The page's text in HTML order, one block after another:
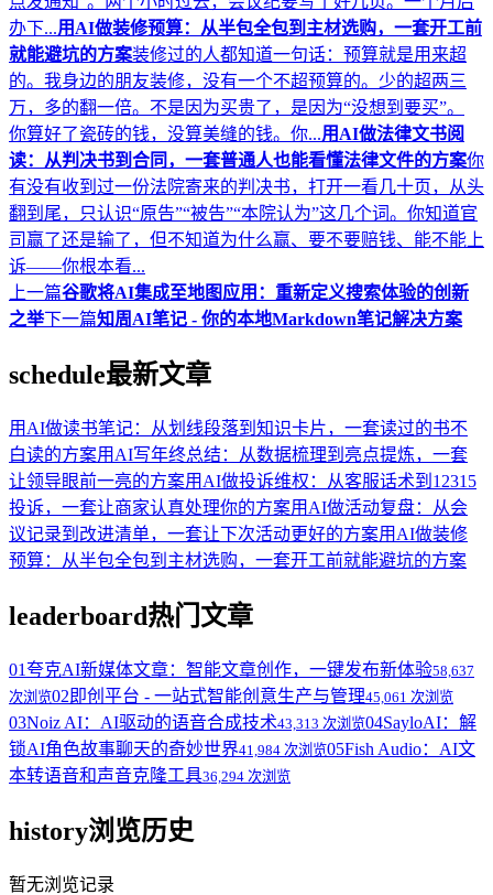
办下...用AI做装修预算：从半包全包到主材选购，一套开工前
就能避坑的方案装修过的人都知道一句话：预算就是用来超
的。我身边的朋友装修，没有一个不超预算的。少的超两三
万，多的翻一倍。不是因为买贵了，是因为“没想到要买”。
你算好了瓷砖的钱，没算美缝的钱。你...用AI做法律文书阅
读：从判决书到合同，一套普通人也能看懂法律文件的方案你
有没有收到过一份法院寄来的判决书，打开一看几十页，从头
翻到尾，只认识“原告”“被告”“本院认为”这几个词。你知道官
司赢了还是输了，但不知道为什么赢、要不要赔钱、能不能上
诉——你根本看...
上一篇谷歌将AI集成至地图应用：重新定义搜索体验的创新
之举下一篇知周AI笔记 - 你的本地Markdown笔记解决方案
schedule最新文章
用AI做读书笔记：从划线段落到知识卡片，一套读过的书不
白读的方案用AI写年终总结：从数据梳理到亮点提炼，一套
让领导眼前一亮的方案用AI做投诉维权：从客服话术到12315
投诉，一套让商家认真处理你的方案用AI做活动复盘：从会
议记录到改进清单，一套让下次活动更好的方案用AI做装修
预算：从半包全包到主材选购，一套开工前就能避坑的方案
leaderboard热门文章
01夸克AI新媒体文章：智能文章创作，一键发布新体验58,637
次浏览02 即创平台 - 一站式智能创意生产与管理45,061 次浏览
03Noiz AI：AI驱动的语音合成技术43,313 次浏览04SayloAI：解
锁AI角色故事聊天的奇妙世界41,984 次浏览05Fish Audio：AI文
本转语音和声音克隆工具36,294 次浏览
history浏览历史
暂无浏览记录